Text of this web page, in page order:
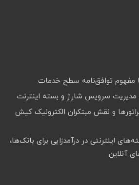
مدیریت سرویس شارژ و بسته اینترنت
و نقش مبتکران الکترونیک کیش
اینترنتی در درآمدزایی برای بانک‌ها،
آنلاین